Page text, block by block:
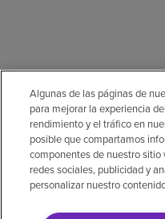
Algunas de las páginas de
para mejorar la experiencia
rendimiento y el tráfico en
posible que compartamos
componentes de nuestro
redes sociales, publicidad y
personalizar nuestro